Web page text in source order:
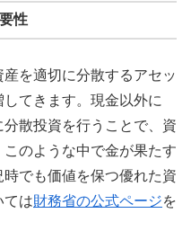
性
を適切に分散するアセッ
てきます。現金以外に
散投資を行うことで、資
のような中で金が果たす
でも価値を保つ優れた資
ては財務省の公式ページを